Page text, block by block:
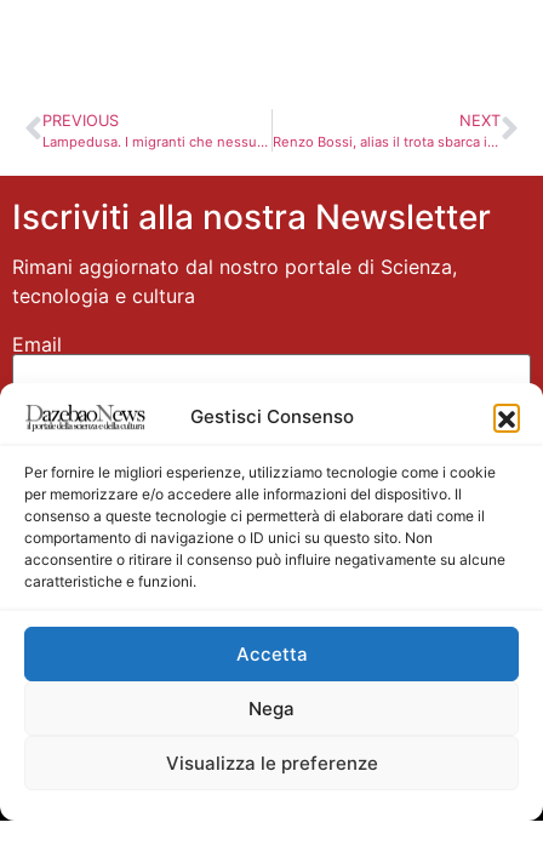
Gestisci Consenso
Per fornire le migliori esperienze, utilizziamo tecnologie come i cookie
per memorizzare e/o accedere alle informazioni del dispositivo. Il
consenso a queste tecnologie ci permetterà di elaborare dati come il
comportamento di navigazione o ID unici su questo sito. Non
acconsentire o ritirare il consenso può influire negativamente su alcune
caratteristiche e funzioni.
Accetta
Nega
Visualizza le preferenze
PREVIOUS
Lampedusa. I migranti che nessuno vuole
NEXT
Renzo Bossi, alias il trota sbarca in Sicilia alla ricerca strategica delle origini e di una casa
Iscriviti alla nostra Newsletter
Rimani aggiornato dal nostro portale di Scienza,
tecnologia e cultura
Email
Nome
Main partner
Testata giornalistica registrata presso il Tribunale di